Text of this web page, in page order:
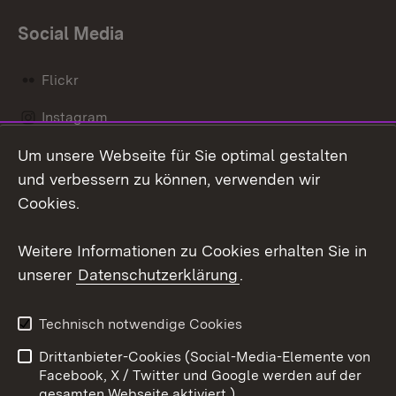
Social Media
Flickr
Instagram
Social Wall
Barrierefreiheit
Benutzungshinweise
Impressum
Cookies
Um unsere Webseite für Sie optimal gestalten
und verbessern zu können, verwenden wir
Cookies.
Weitere Informationen zu Cookies erhalten Sie in
unserer Datenschutzerklärung.
Technisch notwendige Cookies
Drittanbieter-Cookies (Social-Media-Elemente von
Facebook, X / Twitter und Google werden auf der